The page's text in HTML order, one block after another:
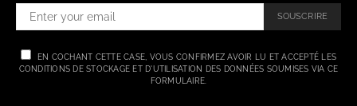
SOUSCRIRE
EN COCHANT CETTE CASE, VOUS CONFIRMEZ AVOIR LU ET ACCEPTÉ LES
CONDITIONS DE STOCKAGE ET D'UTILISATION DES DONNÉES SOUMISES VIA CE
FORMULAIRE.